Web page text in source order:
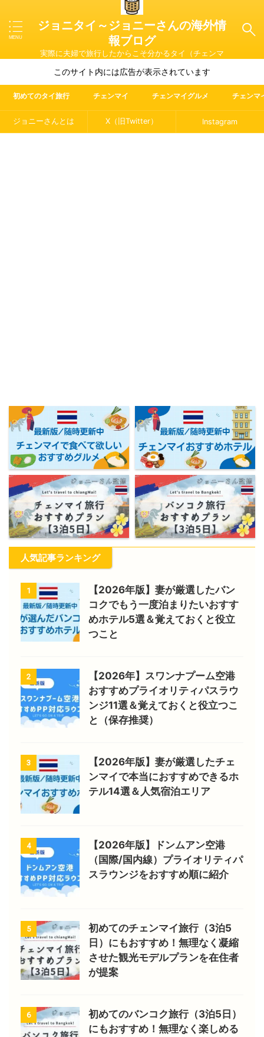
ジョニタイ～ジョニーさんの海外情
報ブログ
実際に夫婦で旅行したからこそ分かるタイ（チェンマ
イ）やマレーシア・ラオス・イタリアの魅力を紹介
このサイト内には広告が表示されています
初めてのタイ旅行 チェンマイ チェンマイグルメ チェンマ
ジョニーさんとは X（旧Twitter） Instagram
人気記事ランキング
1
【2026年版】妻が厳選したバン
コクでもう一度泊まりたいおすす
めホテル5選＆覚えておくと役立
つこと
2
【2026年】スワンナプーム空港
おすすめプライオリティパスラウ
ンジ11選＆覚えておくと役立つこ
と（保存推奨）
3
【2026年版】妻が厳選したチェ
ンマイで本当におすすめできるホ
テル14選＆人気宿泊エリア
4
【2026年版】ドンムアン空港
（国際/国内線）プライオリティパ
スラウンジをおすすめ順に紹介
5
初めてのチェンマイ旅行（3泊5
日）にもおすすめ！無理なく凝縮
させた観光モデルプランを在住者
が提案
6
初めてのバンコク旅行（3泊5日）
にもおすすめ！無理なく楽しめる